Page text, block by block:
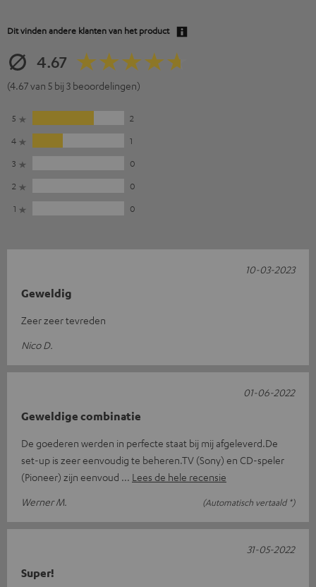
Dit vinden andere klanten van het product
4.67
(4.67 van 5 bij 3 beoordelingen)
5
2
4
1
3
0
2
0
1
0
Geweldig
Zeer zeer tevreden
Nico D.
10-03-2023
Geweldige combinatie
De goederen werden in perfecte staat bij mij afgeleverd.De
set-up is zeer eenvoudig te beheren.TV (Sony) en CD-speler
(Pioneer) zijn eenvoud
Lees de hele recensie
Werner M.
(Automatisch vertaald *)
01-06-2022
Super!
31-05-2022